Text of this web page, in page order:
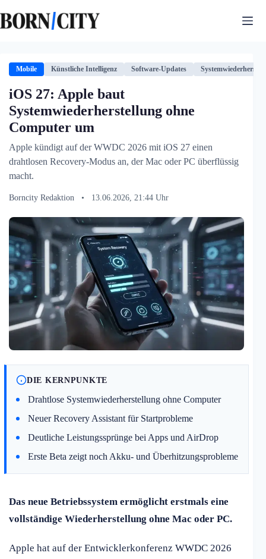
Inhalt
springen
Mobile Künstliche Intelligenz Software-Updates
iOS 27: Apple baut
Systemwiederherstellung ohne
Computer um
Apple kündigt auf der WWDC 2026 mit iOS 27 einen
drahtlosen Recovery-Modus an, der Mac oder PC überflüssig
macht.
Borncity Redaktion • 13.06.2026, 21:44 Uhr
DIE KERNPUNKTE
Drahtlose Systemwiederherstellung ohne Computer
Neuer Recovery Assistant für Startprobleme
Deutliche Leistungssprünge bei Apps und AirDrop
Erste Beta zeigt noch Akku- und Überhitzungsprobleme
Das neue Betriebssystem ermöglicht erstmals eine
vollständige Wiederherstellung ohne Mac oder PC.
Apple hat auf der Entwicklerkonferenz WWDC 2026